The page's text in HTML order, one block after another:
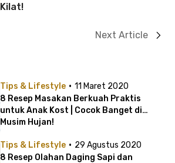
Kilat!
Next Article
Tips & Lifestyle · 11 Maret 2020
8 Resep Masakan Berkuah Praktis
untuk Anak Kost | Cocok Banget di
Musim Hujan!
Tips & Lifestyle · 29 Agustus 2020
8 Resep Olahan Daging Sapi dan